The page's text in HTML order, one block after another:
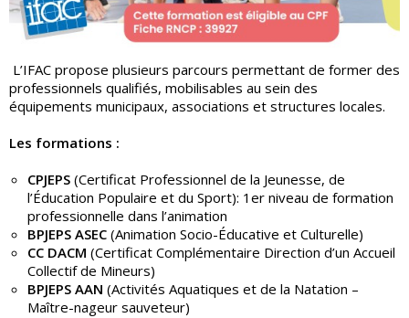
L’IFAC propose plusieurs parcours permettant de former des
professionnels qualifiés, mobilisables au sein des
équipements municipaux, associations et structures locales.
Les formations :
CPJEPS (Certificat Professionnel de la Jeunesse, de
l’Éducation Populaire et du Sport): 1er niveau de formation
professionnelle dans l’animation
BPJEPS ASEC (Animation Socio-Éducative et Culturelle)
CC DACM (Certificat Complémentaire Direction d’un Accueil
Collectif de Mineurs)
BPJEPS AAN (Activités Aquatiques et de la Natation –
Maître-nageur sauveteur)